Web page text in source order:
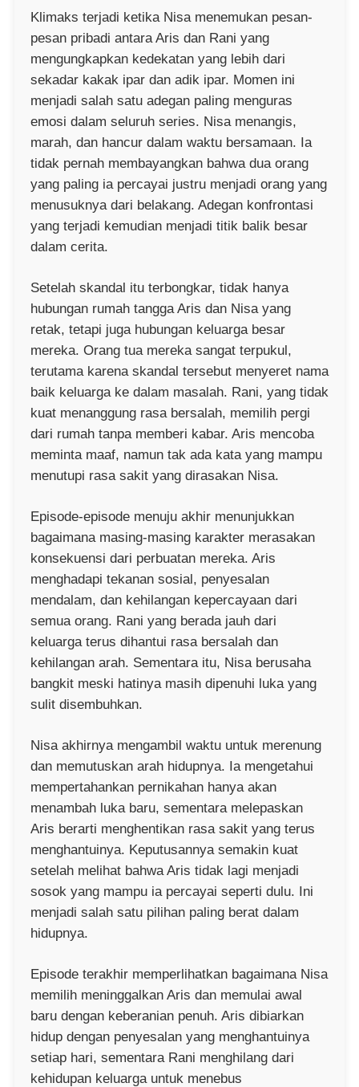
Klimaks terjadi ketika Nisa menemukan pesan-
pesan pribadi antara Aris dan Rani yang
mengungkapkan kedekatan yang lebih dari
sekadar kakak ipar dan adik ipar. Momen ini
menjadi salah satu adegan paling menguras
emosi dalam seluruh series. Nisa menangis,
marah, dan hancur dalam waktu bersamaan. Ia
tidak pernah membayangkan bahwa dua orang
yang paling ia percayai justru menjadi orang yang
menusuknya dari belakang. Adegan konfrontasi
yang terjadi kemudian menjadi titik balik besar
dalam cerita.
Setelah skandal itu terbongkar, tidak hanya
hubungan rumah tangga Aris dan Nisa yang
retak, tetapi juga hubungan keluarga besar
mereka. Orang tua mereka sangat terpukul,
terutama karena skandal tersebut menyeret nama
baik keluarga ke dalam masalah. Rani, yang tidak
kuat menanggung rasa bersalah, memilih pergi
dari rumah tanpa memberi kabar. Aris mencoba
meminta maaf, namun tak ada kata yang mampu
menutupi rasa sakit yang dirasakan Nisa.
Episode-episode menuju akhir menunjukkan
bagaimana masing-masing karakter merasakan
konsekuensi dari perbuatan mereka. Aris
menghadapi tekanan sosial, penyesalan
mendalam, dan kehilangan kepercayaan dari
semua orang. Rani yang berada jauh dari
keluarga terus dihantui rasa bersalah dan
kehilangan arah. Sementara itu, Nisa berusaha
bangkit meski hatinya masih dipenuhi luka yang
sulit disembuhkan.
Nisa akhirnya mengambil waktu untuk merenung
dan memutuskan arah hidupnya. Ia mengetahui
mempertahankan pernikahan hanya akan
menambah luka baru, sementara melepaskan
Aris berarti menghentikan rasa sakit yang terus
menghantuinya. Keputusannya semakin kuat
setelah melihat bahwa Aris tidak lagi menjadi
sosok yang mampu ia percayai seperti dulu. Ini
menjadi salah satu pilihan paling berat dalam
hidupnya.
Episode terakhir memperlihatkan bagaimana Nisa
memilih meninggalkan Aris dan memulai awal
baru dengan keberanian penuh. Aris dibiarkan
hidup dengan penyesalan yang menghantuinya
setiap hari, sementara Rani menghilang dari
kehidupan keluarga untuk menebus